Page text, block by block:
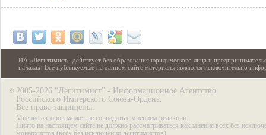
ИА «Легитимист» действует без образования юридического лица и
началах. Все публикуемые на данном сайте материалы являются исключительно
© 2005-2026 “Легитимист” - Информационное Агентство
Российского Имперского Союза-Ордена.
Все права защищены.
Мнение авторов может не совпадать с мнением редакции.
Ничто на настоящем сайте не должно рассматриваться как мнение всех без
монархистов (всех без исключения легитимистов).